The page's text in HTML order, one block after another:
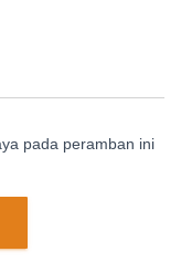
pada peramban ini